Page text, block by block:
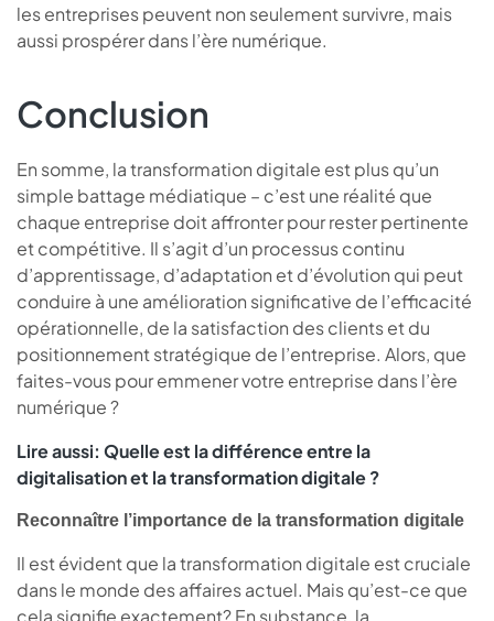
les entreprises peuvent non seulement survivre, mais
aussi prospérer dans l’ère numérique.
Conclusion
En somme, la transformation digitale est plus qu’un
simple battage médiatique – c’est une réalité que
chaque entreprise doit affronter pour rester pertinente
et compétitive. Il s’agit d’un processus continu
d’apprentissage, d’adaptation et d’évolution qui peut
conduire à une amélioration significative de l’efficacité
opérationnelle, de la satisfaction des clients et du
positionnement stratégique de l’entreprise. Alors, que
faites-vous pour emmener votre entreprise dans l’ère
numérique ?
Lire aussi: Quelle est la différence entre la
digitalisation et la transformation digitale ?
Reconnaître l’importance de la transformation digitale
Il est évident que la transformation digitale est cruciale
dans le monde des affaires actuel. Mais qu’est-ce que
cela signifie exactement? En substance, la